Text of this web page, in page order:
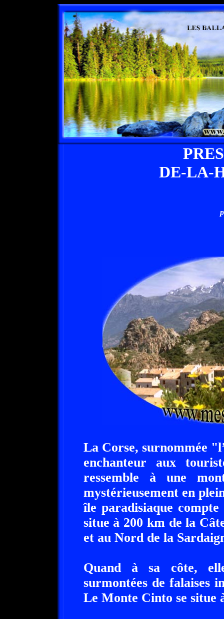
DE-LA-
La Corse, surnommée
enchanteur aux
ressemble à une
mystérieusement en
île paradisiaque
situe à 200 km de la
et au Nord de la
Quand à sa côte,
surmontées de falaises
Le Monte Cinto se situe